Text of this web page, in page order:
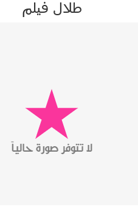
طلال فيلم